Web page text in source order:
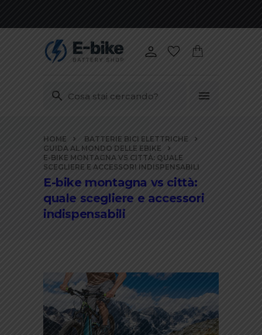
contenuti
HOME
BATTERIE BICI ELETTRICHE
GUIDA AL MONDO DELLE EBIKE
E-BIKE MONTAGNA VS CITTÀ: QUALE
SCEGLIERE E ACCESSORI INDISPENSABILI
E-bike montagna vs città:
quale scegliere e accessori
indispensabili